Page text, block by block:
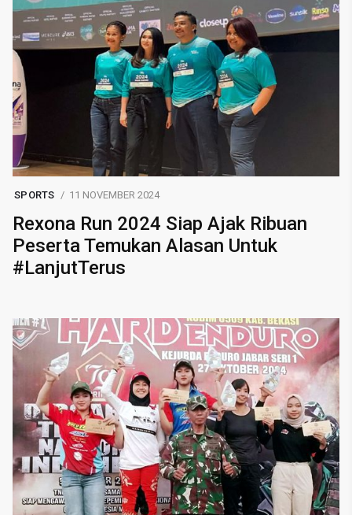
SPORTS 11 NOVEMBER 2024
Rexona Run 2024 Siap Ajak Ribuan
Peserta Temukan Alasan Untuk
#LanjutTerus